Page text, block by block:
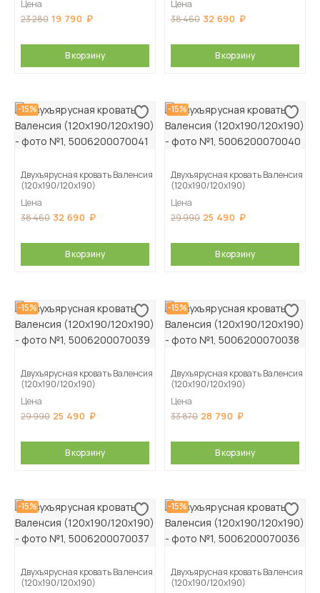
Цена
23 280 19 790
В корзину
Цена
38 460 32 690
В корзину
-15%
Двухъярусная кровать Валенсия
(120х190/120х190)
Цена
38 460 32 690
В корзину
-15%
Двухъярусная кровать Валенсия
(120х190/120х190)
Цена
29 990 25 490
В корзину
-15%
Двухъярусная кровать Валенсия
(120х190/120х190)
Цена
29 990 25 490
В корзину
-15%
Двухъярусная кровать Валенсия
(120х190/120х190)
Цена
33 870 28 790
В корзину
-15%
Двухъярусная кровать Валенсия
(120х190/120х190)
-15%
Двухъярусная кровать Валенсия
(120х190/120х190)